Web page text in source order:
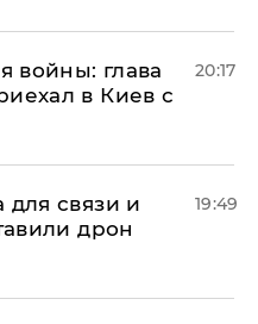
войны: глава
в Киев с
20:17
связи и
дрон
19:49